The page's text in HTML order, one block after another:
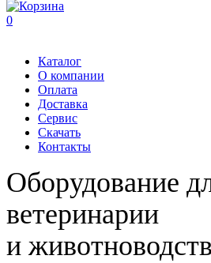
0
Каталог
О компании
Оплата
Доставка
Сервис
Скачать
Контакты
Оборудование
ветеринарии
и